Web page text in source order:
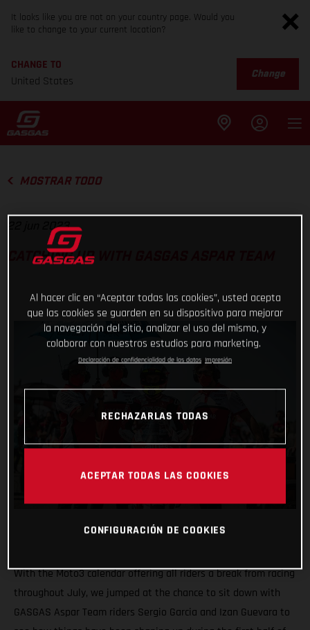
It looks like you are not on your country page. Would you
like to change to your current location?
CHANGE TO
United States
Change
MOSTRAR TODO
22 jun 2023
CATCHING UP WITH GASGAS ASPAR TEAM
With the Moto3 calendar offering all riders a break from racing
throughout July, we jumped at the chance to sit down with
GASGAS Aspar Team riders Sergio Garcia and Izan Guevara to
Al hacer clic en “Aceptar todas las cookies”, usted acepta
que las cookies se guarden en su dispositivo para mejorar
la navegación del sitio, analizar el uso del mismo, y
colaborar con nuestros estudios para marketing.
Declaración de confidencialidad de los datos Impresión
RECHAZARLAS TODAS
ACEPTAR TODAS LAS COOKIES
CONFIGURACIÓN DE COOKIES